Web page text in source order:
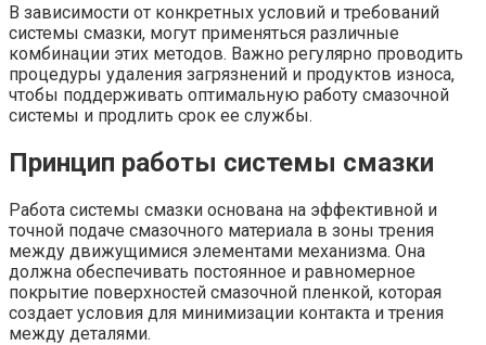
В зависимости от конкретных условий и требований
системы смазки, могут применяться различные
комбинации этих методов. Важно регулярно проводить
процедуры удаления загрязнений и продуктов износа,
чтобы поддерживать оптимальную работу смазочной
системы и продлить срок ее службы.
Принцип работы системы смазки
Работа системы смазки основана на эффективной и
точной подаче смазочного материала в зоны трения
между движущимися элементами механизма. Она
должна обеспечивать постоянное и равномерное
покрытие поверхностей смазочной пленкой, которая
создает условия для минимизации контакта и трения
между деталями.